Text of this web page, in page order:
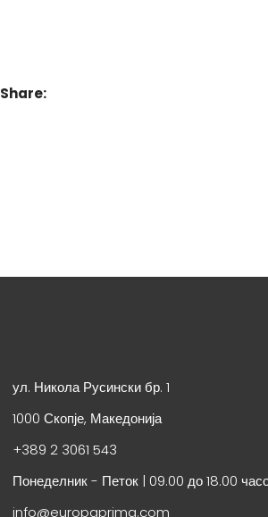
Share:
ул. Никола Русински бр. 1
1000 Скопје, Македонија
+389 2 3061 543
Понеделник - Петок | 09.00 до 18.00
info@europaprima.com